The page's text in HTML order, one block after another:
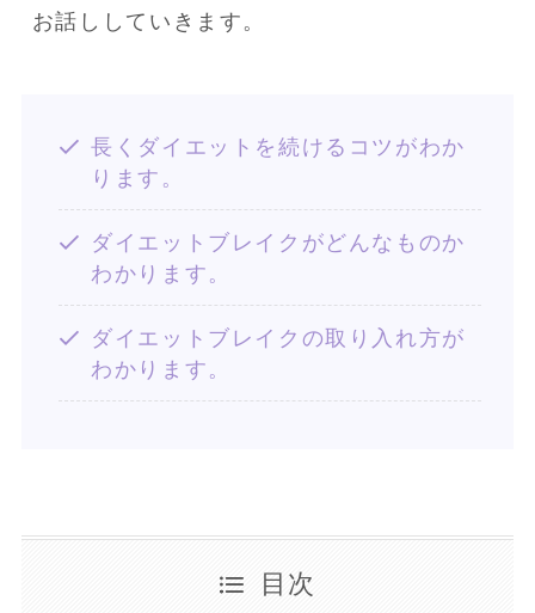
お話ししていきます。
長くダイエットを続けるコツがわか
ります。
ダイエットブレイクがどんなものか
わかります。
ダイエットブレイクの取り入れ方が
わかります。
目次